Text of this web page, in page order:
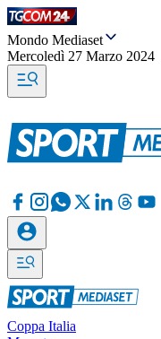
Mondo Mediaset
Mercoledì 27 Marzo 2024
Coppa Italia